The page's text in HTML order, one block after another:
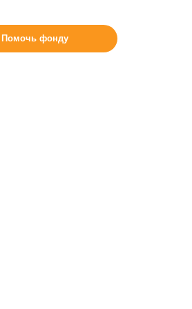
Помочь фонду